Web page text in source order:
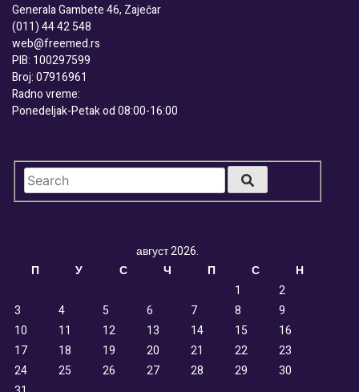
Generala Gambete 46, Zaječar
(011) 44 42 548
web@freemed.rs
PIB: 100297599
Broj: 07916961
Radno vreme:
Ponedeljak-Petak od 08:00-16:00
август 2026.
П
У С Ч П С
Н
1
2
3
4 5 6 7 8
9
10
11 12 13 14 15
16
17
18 19 20 21 22
23
24
25 26 27 28 29
30